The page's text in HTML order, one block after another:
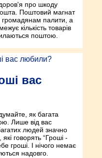
про шкоду
Поштовий магнат
палити, а
кількість товарів
поштою.
вас
як багата
Лише від вас
людей значно
говорять “Гроші
гроші. І нічого немає
надовго.